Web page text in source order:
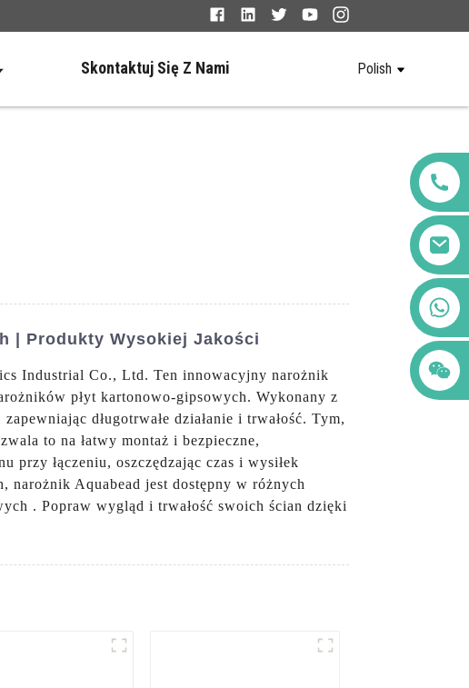
Skontaktuj Się Z Nami Polish
+86 123456789122
| Produkty Wysokiej Jakości
Industrial Co., Ltd. Ten innowacyjny narożnik
płyt kartonowo-gipsowych. Wykonany z
długotrwałe działanie i trwałość. Tym,
to na łatwy montaż i bezpieczne,
przy łączeniu, oszczędzając czas i wysiłek
narożnik Aquabead jest dostępny w różnych
. Popraw wygląd i trwałość swoich ścian dzięki